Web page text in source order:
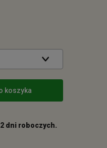
koszyka
dni roboczych.